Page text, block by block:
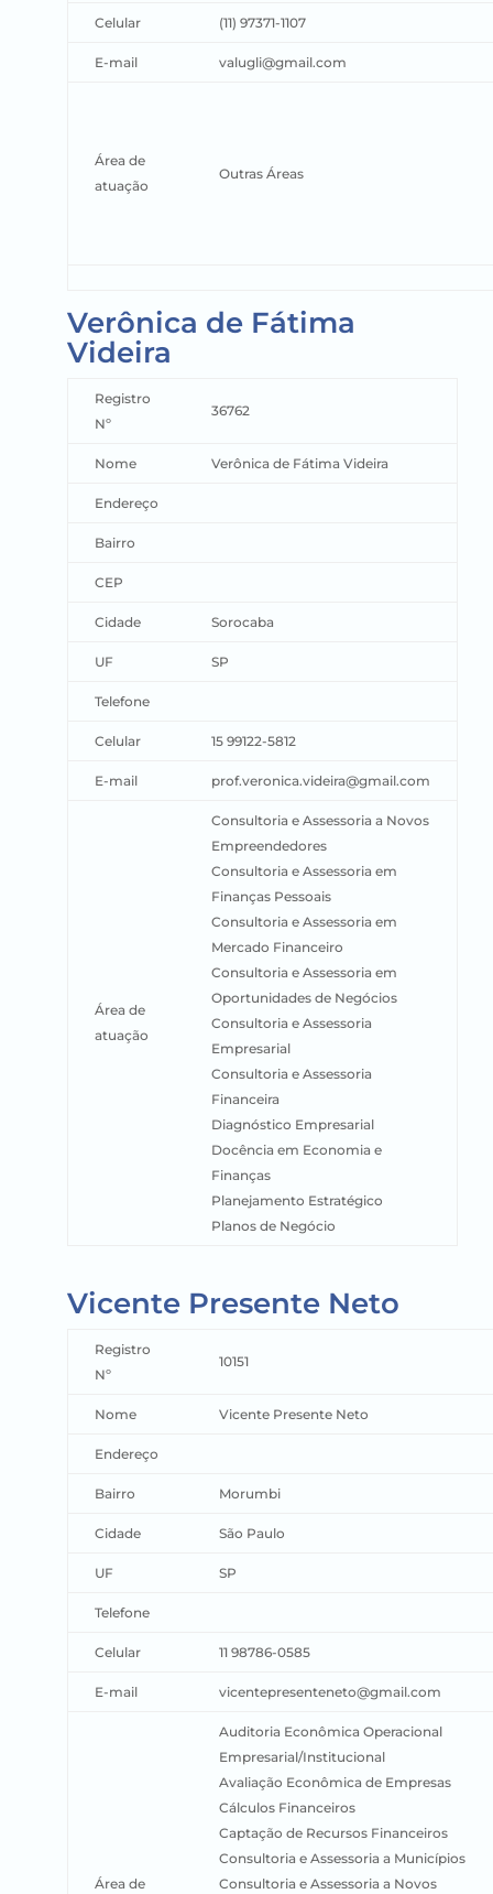
Celular (11) 97371-1107
E-mail valugli@gmail.com
Área de
atuação
Outras Áreas
Verônica de Fátima
Videira
Registro
Nº
36762
Nome Verônica de Fátima Videira
Endereço
Bairro
CEP
Cidade Sorocaba
UF SP
Telefone
Celular 15 99122-5812
E-mail prof.veronica.videira@gmail.com
Área de
atuação
Consultoria e Assessoria a Novos
Empreendedores
Consultoria e Assessoria em
Finanças Pessoais
Consultoria e Assessoria em
Mercado Financeiro
Consultoria e Assessoria em
Oportunidades de Negócios
Consultoria e Assessoria
Empresarial
Consultoria e Assessoria
Financeira
Diagnóstico Empresarial
Docência em Economia e
Finanças
Planejamento Estratégico
Planos de Negócio
Vicente Presente Neto
Registro
Nº
10151
Nome Vicente Presente Neto
Endereço
Bairro Morumbi
Cidade São Paulo
UF SP
Telefone
Celular 11 98786-0585
E-mail vicentepresenteneto@gmail.com
Área de
Auditoria Econômica Operacional
Empresarial/Institucional
Avaliação Econômica de Empresas
Cálculos Financeiros
Captação de Recursos Financeiros
Consultoria e Assessoria a Municípios
Consultoria e Assessoria a Novos